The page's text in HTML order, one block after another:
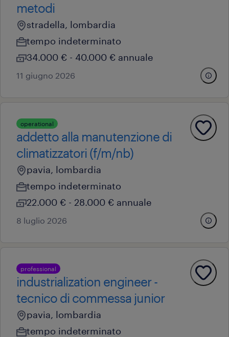
metodi
stradella, lombardia
tempo indeterminato
34.000 € - 40.000 € annuale
11 giugno 2026
operational
addetto alla manutenzione di
climatizzatori (f/m/nb)
pavia, lombardia
tempo indeterminato
22.000 € - 28.000 € annuale
8 luglio 2026
professional
industrialization engineer -
tecnico di commessa junior
pavia, lombardia
tempo indeterminato